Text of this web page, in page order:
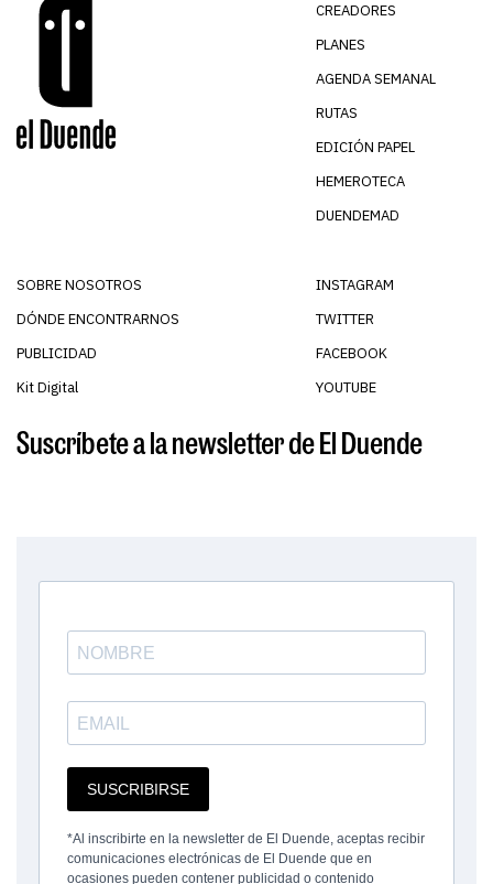
CREADORES
PLANES
AGENDA SEMANAL
RUTAS
EDICIÓN PAPEL
HEMEROTECA
DUENDEMAD
SOBRE NOSOTROS
DÓNDE ENCONTRARNOS
PUBLICIDAD
Kit Digital
INSTAGRAM
TWITTER
FACEBOOK
YOUTUBE
Suscríbete a la newsletter de El Duende